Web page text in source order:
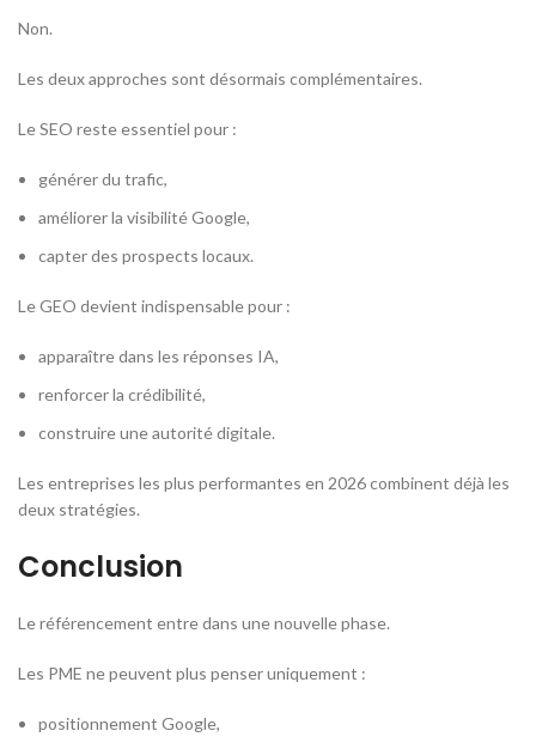
Non.
Les deux approches sont désormais complémentaires.
Le SEO reste essentiel pour :
générer du trafic,
améliorer la visibilité Google,
capter des prospects locaux.
Le GEO devient indispensable pour :
apparaître dans les réponses IA,
renforcer la crédibilité,
construire une autorité digitale.
Les entreprises les plus performantes en 2026 combinent déjà les
deux stratégies.
Conclusion
Le référencement entre dans une nouvelle phase.
Les PME ne peuvent plus penser uniquement :
positionnement Google,